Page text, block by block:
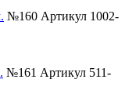
№160 Артикул 1002-
№161 Артикул 511-